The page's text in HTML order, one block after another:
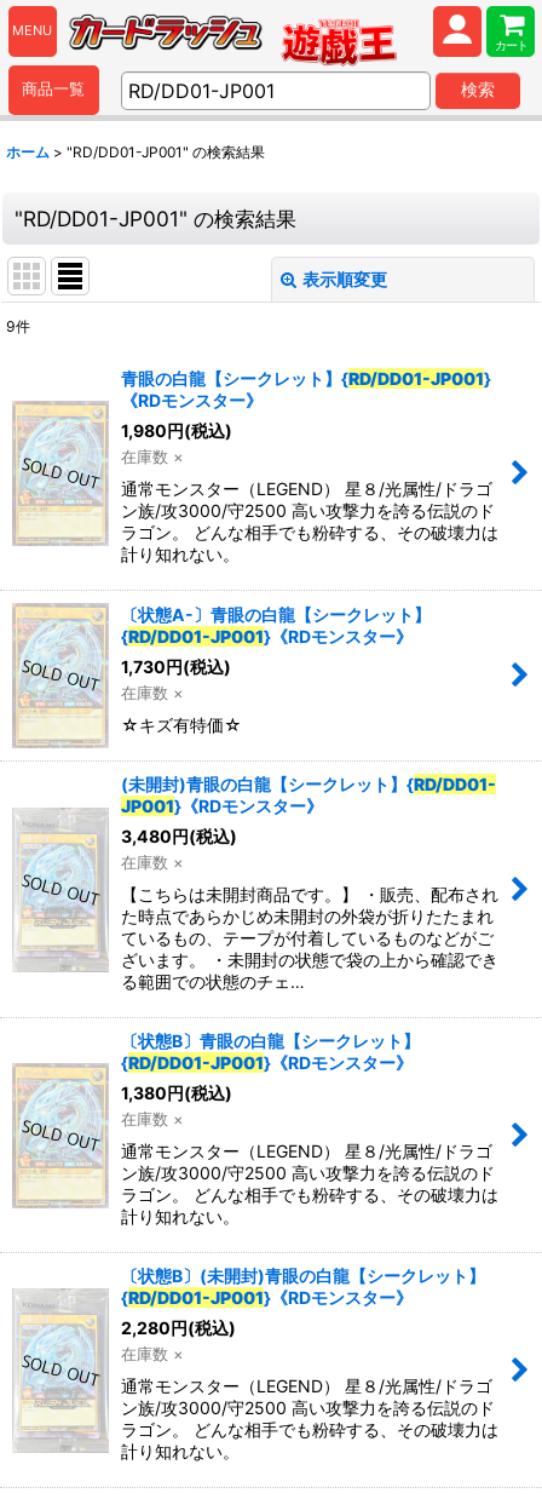
MENU
カート
商品一覧 検索
ホーム > "RD/DD01-JP001" の検索結果
"RD/DD01-JP001" の検索結果
表示順変更
表示数:
並び順:
カテゴリ:
特集:
9件
青眼の白龍【シークレット】{RD/DD01-JP001}
《RDモンスター》
1,980円(税込)
在庫数 ×
通常モンスター（LEGEND） 星８/光属性/ドラゴ
ン族/攻3000/守2500 高い攻撃力を誇る伝説のド
ラゴン。 どんな相手でも粉砕する、その破壊力は
計り知れない。
〔状態A-〕青眼の白龍【シークレット】
{RD/DD01-JP001}《RDモンスター》
1,730円(税込)
在庫数 ×
☆キズ有特価☆
(未開封)青眼の白龍【シークレット】{RD/DD01-
JP001}《RDモンスター》
3,480円(税込)
在庫数 ×
【こちらは未開封商品です。】 ・販売、配布され
た時点であらかじめ未開封の外袋が折りたたまれ
ているもの、テープが付着しているものなどがご
ざいます。 ・未開封の状態で袋の上から確認でき
る範囲での状態のチェ…
〔状態B〕青眼の白龍【シークレット】
{RD/DD01-JP001}《RDモンスター》
1,380円(税込)
在庫数 ×
通常モンスター（LEGEND） 星８/光属性/ドラゴ
ン族/攻3000/守2500 高い攻撃力を誇る伝説のド
ラゴン。 どんな相手でも粉砕する、その破壊力は
計り知れない。
〔状態B〕(未開封)青眼の白龍【シークレット】
{RD/DD01-JP001}《RDモンスター》
2,280円(税込)
在庫数 ×
通常モンスター（LEGEND） 星８/光属性/ドラゴ
ン族/攻3000/守2500 高い攻撃力を誇る伝説のド
ラゴン。 どんな相手でも粉砕する、その破壊力は
計り知れない。